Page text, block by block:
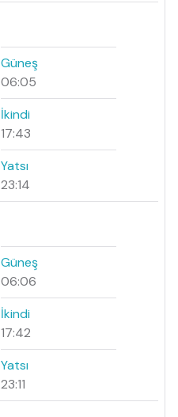
Güneş
06:05
İkindi
17:43
Yatsı
23:14
Güneş
06:06
İkindi
17:42
Yatsı
23:11